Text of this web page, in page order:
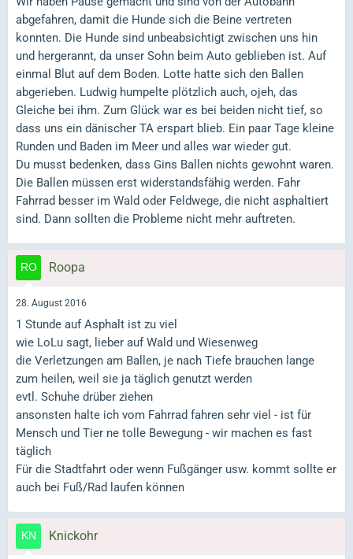
abgefahren, damit die Hunde sich die Beine vertreten
konnten. Die Hunde sind unbeabsichtigt zwischen uns hin
und hergerannt, da unser Sohn beim Auto geblieben ist. Auf
einmal Blut auf dem Boden. Lotte hatte sich den Ballen
abgerieben. Ludwig humpelte plötzlich auch, ojeh, das
Gleiche bei ihm. Zum Glück war es bei beiden nicht tief, so
dass uns ein dänischer TA erspart blieb. Ein paar Tage kleine
Runden und Baden im Meer und alles war wieder gut.
Du musst bedenken, dass Gins Ballen nichts gewohnt waren.
Die Ballen müssen erst widerstandsfähig werden. Fahr
Fahrrad besser im Wald oder Feldwege, die nicht asphaltiert
sind. Dann sollten die Probleme nicht mehr auftreten.
Roopa
28. August 2016
1 Stunde auf Asphalt ist zu viel
wie LoLu sagt, lieber auf Wald und Wiesenweg
die Verletzungen am Ballen, je nach Tiefe brauchen lange
zum heilen, weil sie ja täglich genutzt werden
evtl. Schuhe drüber ziehen
ansonsten halte ich vom Fahrrad fahren sehr viel - ist für
Mensch und Tier ne tolle Bewegung - wir machen es fast
täglich
Für die Stadtfahrt oder wenn Fußgänger usw. kommt sollte er
auch bei Fuß/Rad laufen können
Knickohr